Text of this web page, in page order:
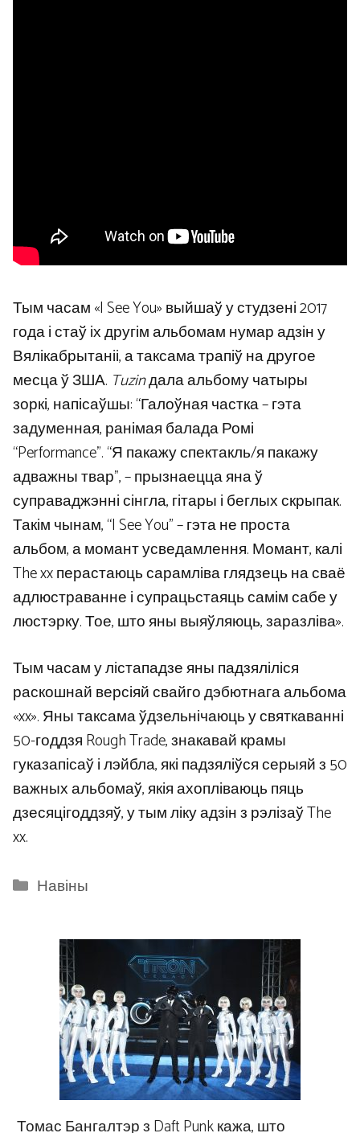
Тым часам «I See You» выйшаў у студзені 2017
года і стаў іх другім альбомам нумар адзін у
Вялікабрытаніі, а таксама трапіў на другое
месца ў ЗША. Tuzinдала альбому чатыры
зоркі, напісаўшы: “Галоўная частка – гэта
задуменная, ранімая балада Ромі
“Performance”. “Я пакажу спектакль/я пакажу
адважны твар”, – прызнаецца яна ў
суправаджэнні сінгла, гітары і беглых скрыпак.
Такім чынам, “I See You” – гэта не проста
альбом, а момант усведамлення. Момант, калі
The xx перастаюць сарамліва глядзець на сваё
адлюстраванне і супрацьстаяць самім сабе у
люстэрку. Тое, што яны выяўляюць, заразліва».
Тым часам у лістападзе яны падзяліліся
раскошнай версіяй свайго дэбютнага альбома
«xx». Яны таксама ўдзельнічаюць у святкаванні
50-годдзя Rough Trade, знакавай крамы
гуказапісаў і лэйбла, які падзяліўся серыяй з 50
важных альбомаў, якія ахопліваюць пяць
дзесяцігоддзяў, у тым ліку адзін з рэлізаў The
xx.
Categories
Навіны
Томас Бангалтэр з Daft Punk кажа, што